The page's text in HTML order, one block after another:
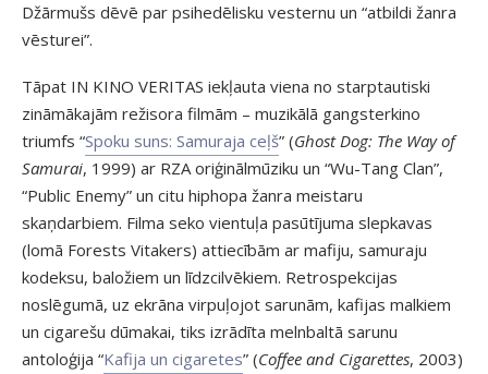
Džārmušs dēvē par psihedēlisku vesternu un “atbildi žanra
vēsturei”.
Tāpat IN KINO VERITAS iekļauta viena no starptautiski
zināmākajām režisora filmām – muzikālā gangsterkino
triumfs “Spoku suns: Samuraja ceļš” (Ghost Dog: The Way of
Samurai, 1999) ar RZA oriģinālmūziku un “Wu-Tang Clan”,
“Public Enemy” un citu hiphopa žanra meistaru
skaņdarbiem. Filma seko vientuļa pasūtījuma slepkavas
(lomā Forests Vitakers) attiecībām ar mafiju, samuraju
kodeksu, baložiem un līdzcilvēkiem. Retrospekcijas
noslēgumā, uz ekrāna virpuļojot sarunām, kafijas malkiem
un cigarešu dūmakai, tiks izrādīta melnbaltā sarunu
antoloģija “Kafija un cigaretes” (Coffee and Cigarettes, 2003)